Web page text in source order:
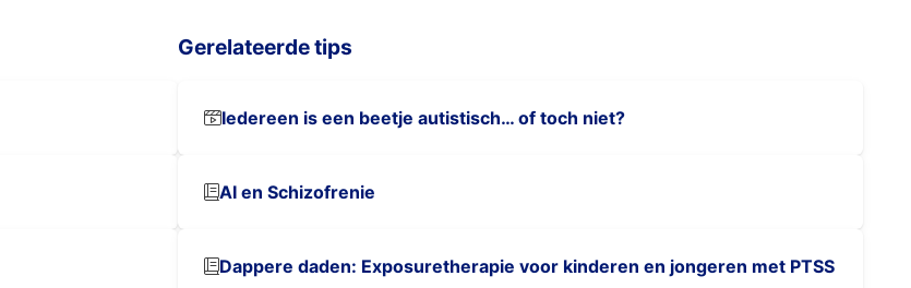
Gerelateerde tips
Iedereen is een beetje autistisch… of toch niet?
AI en Schizofrenie
Dappere daden: Exposuretherapie voor kinderen en jongeren met PTSS